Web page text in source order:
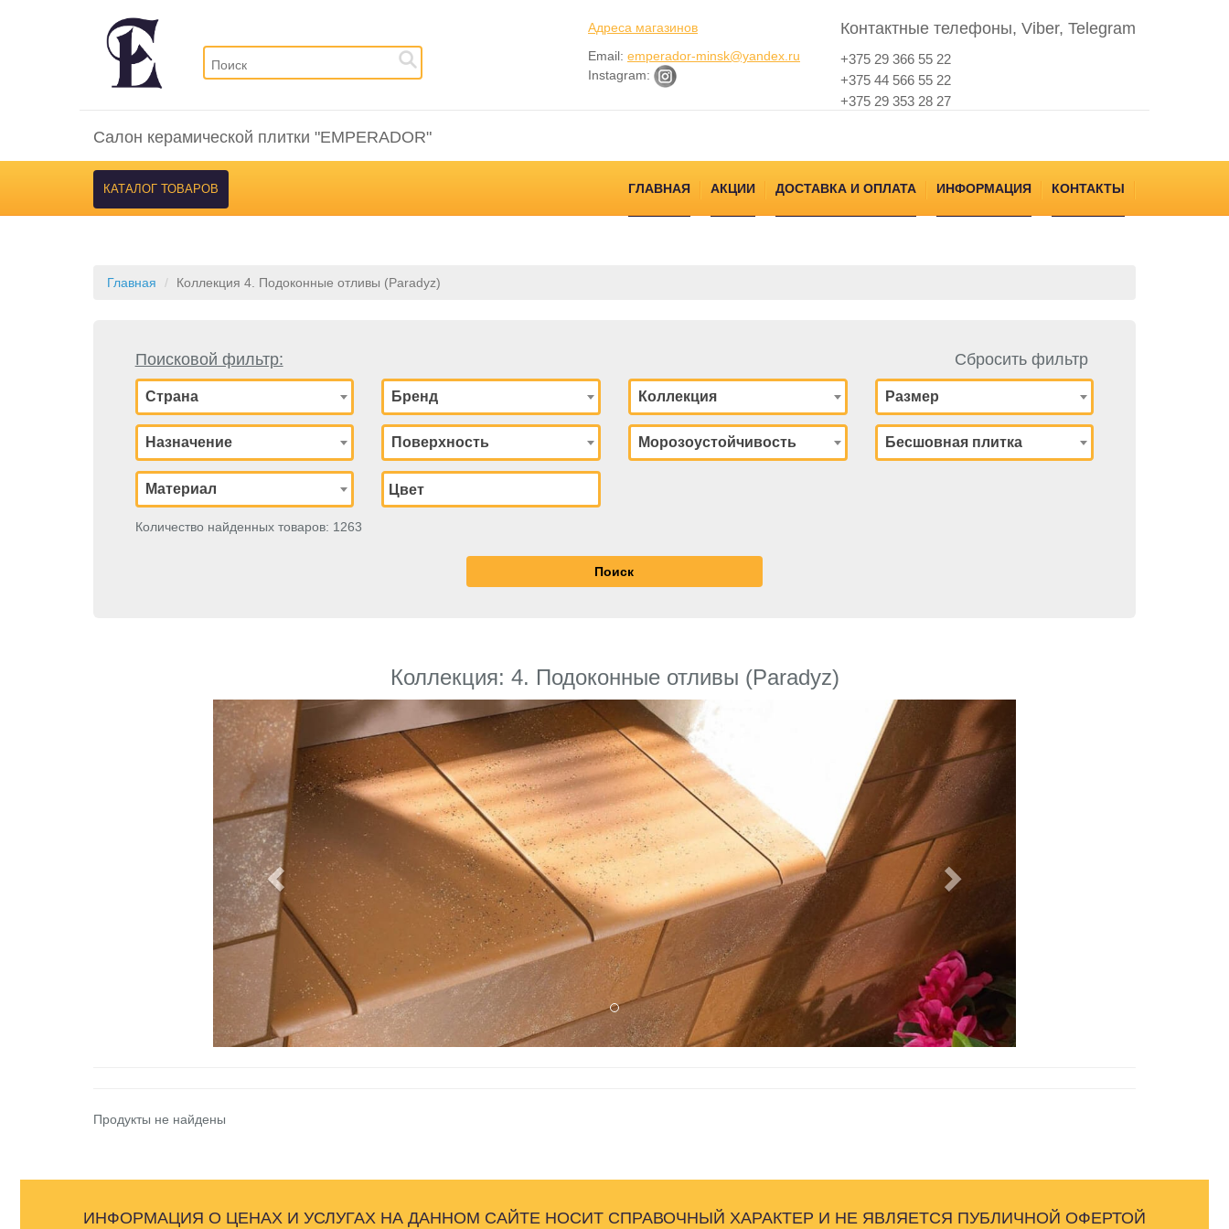
Адреса магазинов
Email: emperador-minsk@yandex.ru
Instagram:
Контактные телефоны, Viber, Telegram
+375 29 366 55 22
+375 44 566 55 22
+375 29 353 28 27
Салон керамической плитки "EMPERADOR"
КАТАЛОГ ТОВАРОВ ГЛАВНАЯ АКЦИИ ДОСТАВКА И ОПЛАТА ИНФОРМАЦИЯ КОНТАКТЫ
Главная Коллекция 4. Подоконные отливы (Paradyz)
Поисковой фильтр: Сбросить фильтр
Страна Бренд Коллекция Размер
Назначение Поверхность Морозоустойчивость Бесшовная плитка
Материал
Количество найденных товаров: 1263
Коллекция: 4. Подоконные отливы (Paradyz)
Previous Next
Продукты не найдены
ИНФОРМАЦИЯ О ЦЕНАХ И УСЛУГАХ НА ДАННОМ САЙТЕ НОСИТ СПРАВОЧНЫЙ ХАРАКТЕР И НЕ ЯВЛЯЕТСЯ ПУБЛИЧНОЙ ОФЕРТОЙ